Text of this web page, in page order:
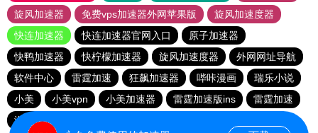
旋风加速器
免费vps加速器外网苹果版
旋风加速度器
快连加速器
快连加速器官网入口
原子加速器
快鸭加速器
快柠檬加速器 旋风加速度器
外网网址导航
软件中心
雷霆加速 狂飙加速器 哔咔漫画
瑞乐小说
小美
小美vpn 小美加速器 雷霆加速版ins
雷霆加速
海鸥加速度